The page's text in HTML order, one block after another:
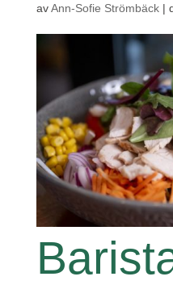
avAnn-Sofie Strömbäck|